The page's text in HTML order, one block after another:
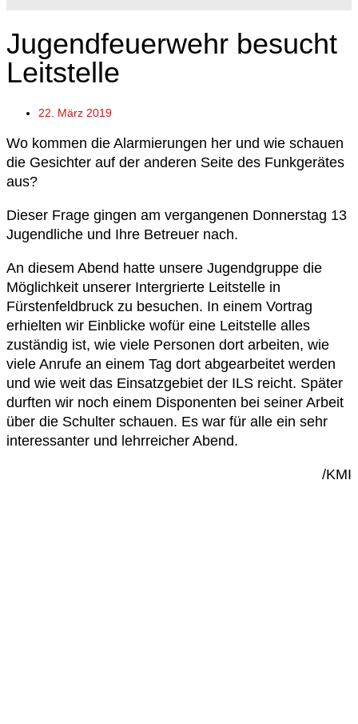
Jugendfeuerwehr besucht
Leitstelle
22. März 2019
Wo kommen die Alarmierungen her und wie schauen
die Gesichter auf der anderen Seite des Funkgerätes
aus?
Dieser Frage gingen am vergangenen Donnerstag 13
Jugendliche und Ihre Betreuer nach.
An diesem Abend hatte unsere Jugendgruppe die
Möglichkeit unserer Intergrierte Leitstelle in
Fürstenfeldbruck zu besuchen. In einem Vortrag
erhielten wir Einblicke wofür eine Leitstelle alles
zuständig ist, wie viele Personen dort arbeiten, wie
viele Anrufe an einem Tag dort abgearbeitet werden
und wie weit das Einsatzgebiet der ILS reicht. Später
durften wir noch einem Disponenten bei seiner Arbeit
über die Schulter schauen. Es war für alle ein sehr
interessanter und lehrreicher Abend.
/KMI